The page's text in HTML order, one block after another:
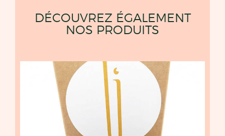
DÉCOUVREZ ÉGALEMENT
NOS PRODUITS